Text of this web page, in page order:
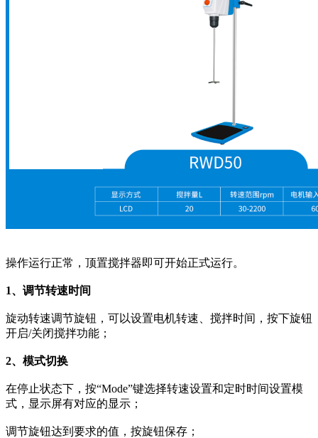
操作运行正常，顶置搅拌器即可开始正式运行。
1、调节转速时间
旋动转速调节旋钮，可以设置电机转速、搅拌时间，按下旋钮
开启/关闭搅拌功能；
2、模式切换
在停止状态下，按“Mode”键选择转速设置和定时时间设置模
式，显示屏有对应的显示；
调节旋钮达到要求的值，按旋钮保存；